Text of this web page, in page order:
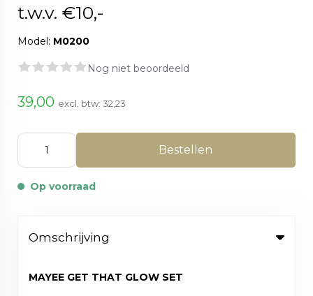
t.w.v. €10,-
Model: M0200
Nog niet beoordeeld
39,00 excl. btw: 32,23
Bestellen
Op voorraad
Omschrijving
MAYEE GET THAT GLOW SET